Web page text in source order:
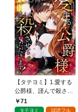
【タテヨミ】1.愛する
公爵様、謹んで殺させ
ていただきます！
71
タテヨミ 試読フル